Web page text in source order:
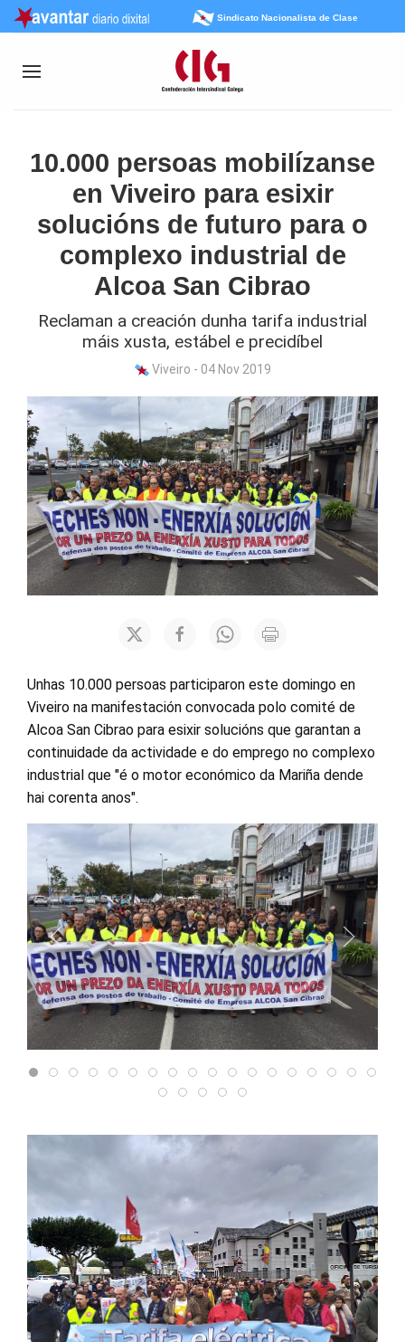
Sindicato Nacionalista de Clase
10.000 persoas mobilízanse
en Viveiro para esixir
solucións de futuro para o
complexo industrial de
Alcoa San Cibrao
Reclaman a creación dunha tarifa industrial
máis xusta, estábel e precidíbel
Viveiro - 04 Nov 2019
Unhas 10.000 persoas participaron este domingo en
Viveiro na manifestación convocada polo comité de
Alcoa San Cibrao para esixir solucións que garantan a
continuidade da actividade e do emprego no complexo
industrial que "é o motor económico da Mariña dende
hai corenta anos".